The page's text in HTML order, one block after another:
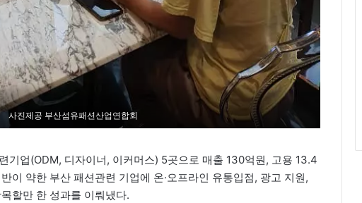
사진제공 부산섬유패션산업연합회
기업(ODM, 디자이너, 이커머스) 5곳으로 매출 130억원, 고용 13.4
이 약한 부산 패션관련 기업에 온·오프라인 유통입점, 광고 지원,
할만 한 성과를 이뤄냈다.